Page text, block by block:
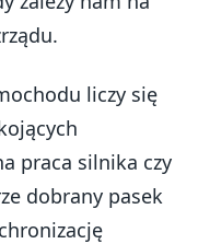
liczy się
praca silnika czy
dobrany pasek